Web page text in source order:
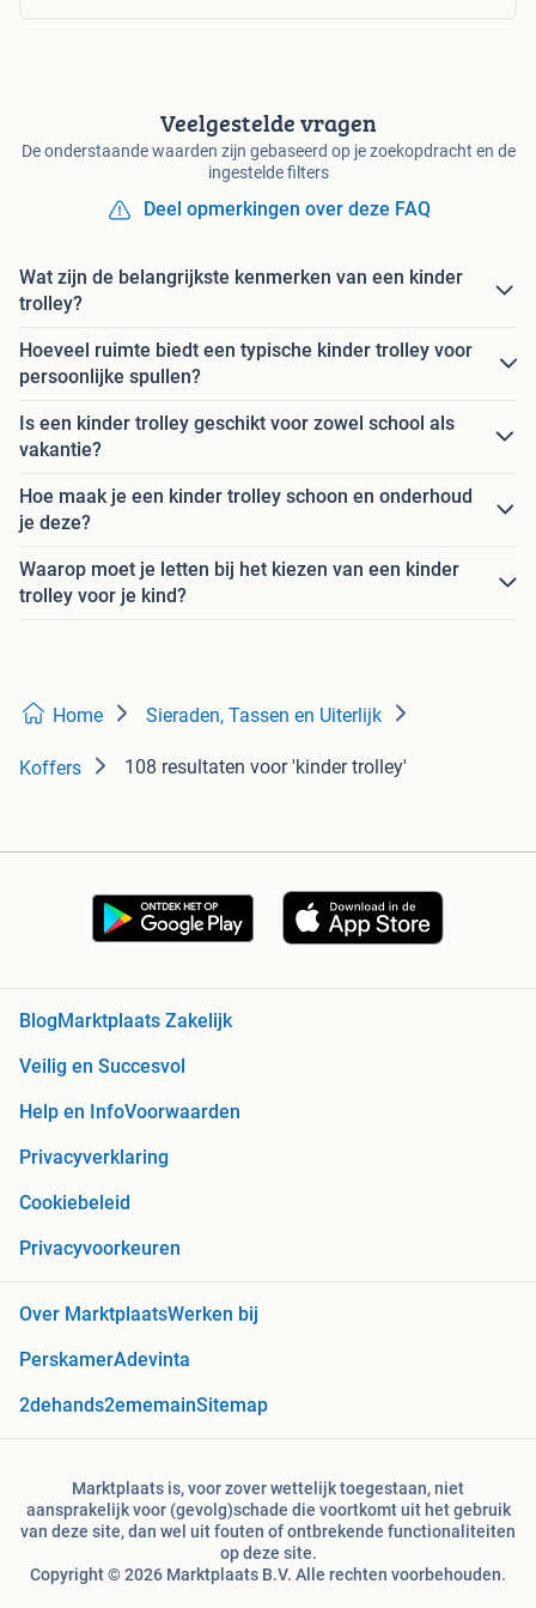
Veelgestelde vragen
De onderstaande waarden zijn gebaseerd op je zoekopdracht en de
ingestelde filters
Deel opmerkingen over deze FAQ
Wat zijn de belangrijkste kenmerken van een kinder
trolley?
Hoeveel ruimte biedt een typische kinder trolley voor
persoonlijke spullen?
Is een kinder trolley geschikt voor zowel school als
vakantie?
Hoe maak je een kinder trolley schoon en onderhoud
je deze?
Waarop moet je letten bij het kiezen van een kinder
trolley voor je kind?
Home Sieraden, Tassen en Uiterlijk
Koffers 108 resultaten voor 'kinder trolley'
Blog Marktplaats Zakelijk
Veilig en Succesvol
Help en InfoVoorwaarden
Privacyverklaring
Cookiebeleid
Privacyvoorkeuren
Over MarktplaatsWerken bij
PerskamerAdevinta
2dehands2ememainSitemap
Marktplaats is, voor zover wettelijk toegestaan, niet
aansprakelijk voor (gevolg)schade die voortkomt uit het gebruik
van deze site, dan wel uit fouten of ontbrekende functionaliteiten
op deze site.
Copyright © 2026 Marktplaats B.V. Alle rechten voorbehouden.